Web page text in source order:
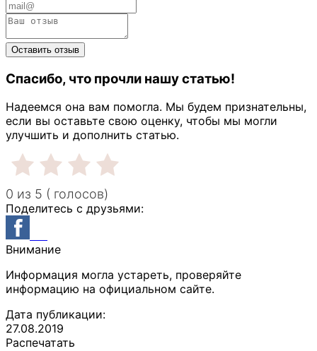
Спасибо, что прочли нашу статью!
Надеемся она вам помогла. Мы будем признательны,
если вы оставьте свою оценку, чтобы мы могли
улучшить и дополнить статью.
0 из 5 ( голосов)
Поделитесь с друзьями:
Внимание
Информация могла устареть, проверяйте
информацию на официальном сайте.
Дата публикации:
27.08.2019
Распечатать